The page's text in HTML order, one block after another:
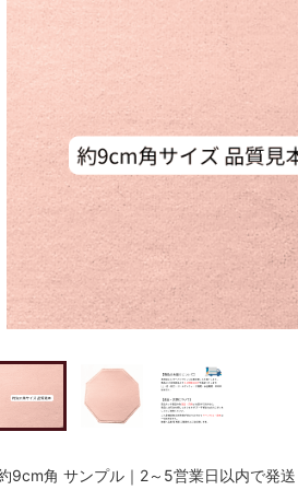
9cm角 サンプル｜2～5営業日以内で発送